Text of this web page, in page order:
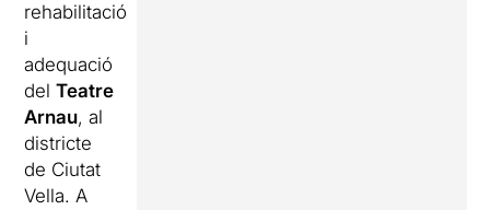
rehabilitació
i
adequació
delTeatre
Arnau, al
districte
de Ciutat
Vella. A